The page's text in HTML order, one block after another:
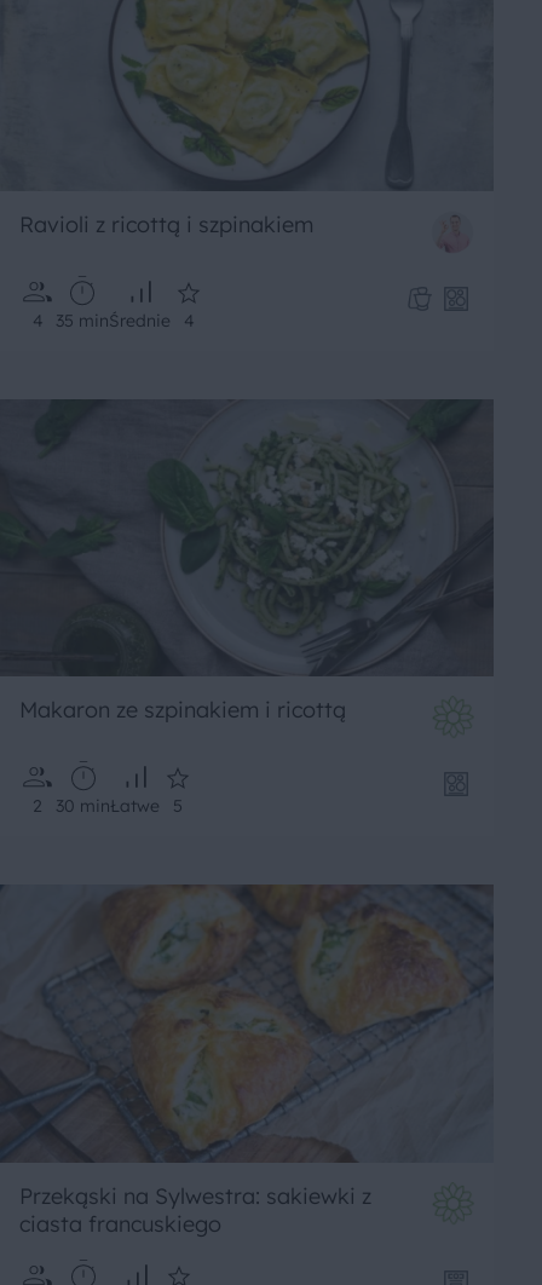
Ravioli z ricottą i szpinakiem
4 35 minŚrednie 4
Makaron ze szpinakiem i ricottą
2 30 minŁatwe 5
Przekąski na Sylwestra: sakiewki z
ciasta francuskiego